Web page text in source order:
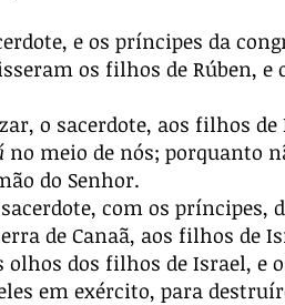
e os príncipes da
os filhos de Rúben,
o sacerdote, aos filhos
no meio de nós; porquanto
do Senhor.
com os príncipes,
de Canaã, aos filhos de
olhos dos filhos de Israel,
em exército, para